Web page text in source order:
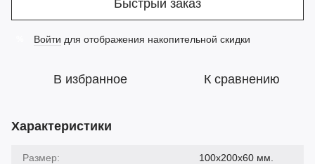
Быстрый заказ
Войти для отображения накопительной скидки
В избранное К сравнению
Характеристики
Размер: 100х200х60 мм.